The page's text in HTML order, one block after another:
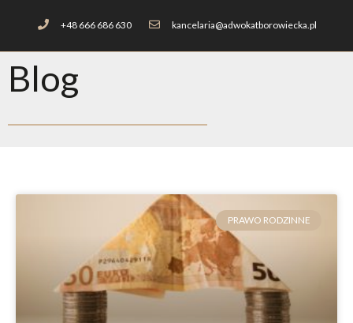
+48 666 686 630 kancelaria@adwokatborowiecka.pl
Blog
PRAWO RODZINNE